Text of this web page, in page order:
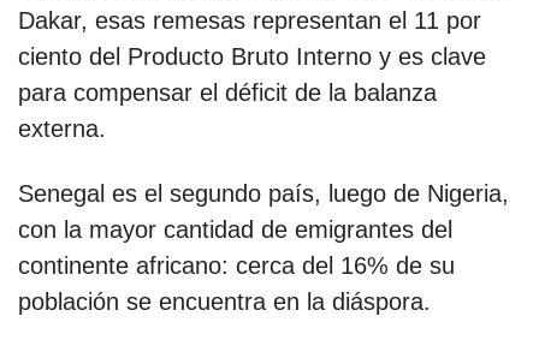
Dakar, esas remesas representan el 11 por
ciento del Producto Bruto Interno y es clave
para compensar el déficit de la balanza
externa.
Senegal es el segundo país, luego de Nigeria,
con la mayor cantidad de emigrantes del
continente africano: cerca del 16% de su
población se encuentra en la diáspora.